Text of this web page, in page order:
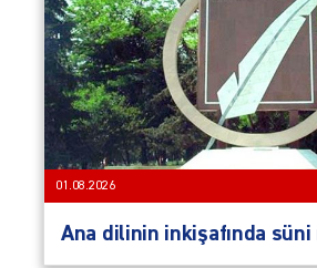
01.08.2026
Ana dilinin inkişafında süni